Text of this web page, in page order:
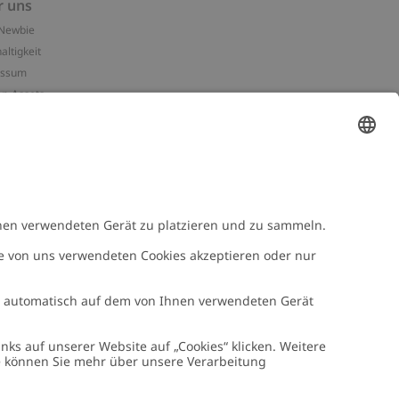
uns
Assets